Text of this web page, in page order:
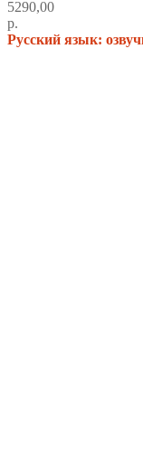
5290,00
р.
Русский язык: